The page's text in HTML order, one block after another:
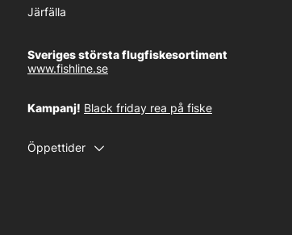
Järfälla
Sveriges största flugfiskesortiment
www.fishline.se
Kampanj! Black friday rea på fiske
Öppettider